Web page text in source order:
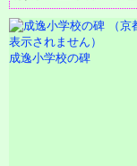
成逸小学校の碑